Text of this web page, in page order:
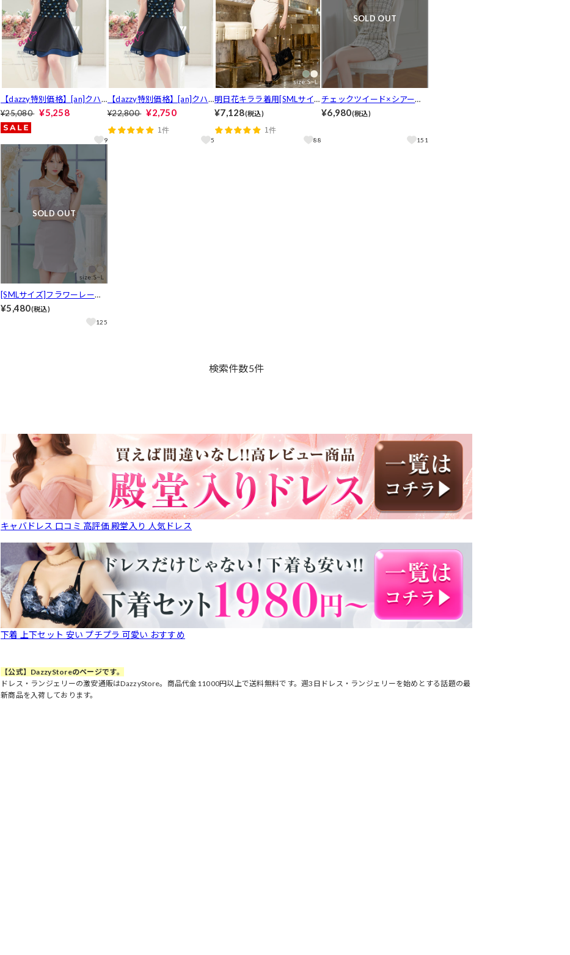
【dazzy特別価格】[an]クハ
イネックビジューラインスト
ーン星柄レースAラインミニ
丈キャバドレス[AOC-3191]
¥25,080 ¥5,258
9
【dazzy特別価格】[an]クハ
イネックビジューラインスト
ドレス[AOC-3191]
¥22,800 ¥2,750
1件
5
明日花キララ着用[SMLサイ
ズ]パイピングノースリーブ
イズ展開]
¥7,128(税込)
1件
88
SOLD OUT
チェックツイード×シアー袖
が上品さ引き立てるビジュー
バドレス[SML/3サイズ展開]
¥6,980(税込)
151
SOLD OUT
[SMLサイズ]フラワーレース
オフショルパールチェーン付
きマーメイドミニドレス[3サ
¥5,480(税込)
125
検索件数5件
キャバドレス 口コミ 高評価 殿堂入り 人気ドレス
下着 上下セット 安い プチプラ 可愛い おすすめ
【公式】DazzyStoreのページです。
ドレス・ランジェリーの激安通販はDazzyStore。商品代金11000円以上で送料無料です。週3日ドレス・ランジェリーを始めとする話題の最
新商品を入荷しております。